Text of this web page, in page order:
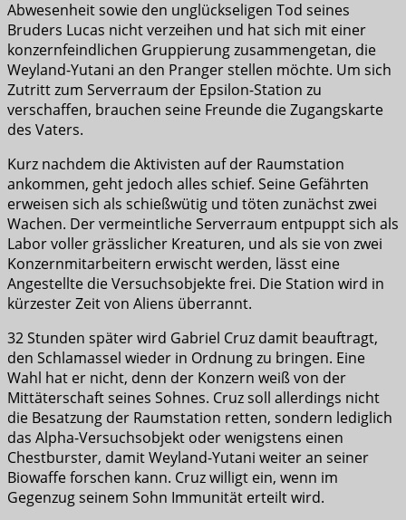
Abwesenheit sowie den unglückseligen Tod seines
Bruders Lucas nicht verzeihen und hat sich mit einer
konzernfeindlichen Gruppierung zusammengetan, die
Weyland-Yutani an den Pranger stellen möchte. Um sich
Zutritt zum Serverraum der Epsilon-Station zu
verschaffen, brauchen seine Freunde die Zugangskarte
des Vaters.
Kurz nachdem die Aktivisten auf der Raumstation
ankommen, geht jedoch alles schief. Seine Gefährten
erweisen sich als schießwütig und töten zunächst zwei
Wachen. Der vermeintliche Serverraum entpuppt sich als
Labor voller grässlicher Kreaturen, und als sie von zwei
Konzernmitarbeitern erwischt werden, lässt eine
Angestellte die Versuchsobjekte frei. Die Station wird in
kürzester Zeit von Aliens überrannt.
32 Stunden später wird Gabriel Cruz damit beauftragt,
den Schlamassel wieder in Ordnung zu bringen. Eine
Wahl hat er nicht, denn der Konzern weiß von der
Mittäterschaft seines Sohnes. Cruz soll allerdings nicht
die Besatzung der Raumstation retten, sondern lediglich
das Alpha-Versuchsobjekt oder wenigstens einen
Chestburster, damit Weyland-Yutani weiter an seiner
Biowaffe forschen kann. Cruz willigt ein, wenn im
Gegenzug seinem Sohn Immunität erteilt wird.